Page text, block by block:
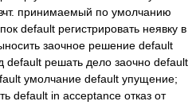
принимаемый по умолчанию
default регистрировать неявку в
заочное решение default
default решать дело заочно default
умолчание default упущение;
default in acceptance отказ от